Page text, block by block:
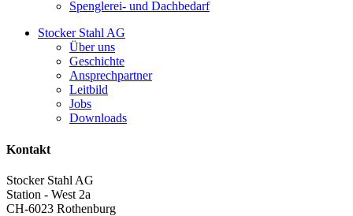
Spenglerei- und Dachbedarf
Stocker Stahl AG
Über uns
Geschichte
Ansprechpartner
Leitbild
Jobs
Downloads
Kontakt
Stocker Stahl AG
Station - West 2a
CH-6023 Rothenburg